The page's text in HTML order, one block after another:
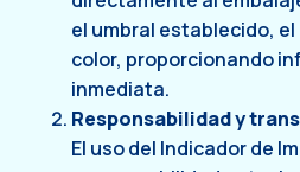
el umbral establecido,
color, proporcionando
inmediata.
Responsabilidad y
El uso del Indicador de